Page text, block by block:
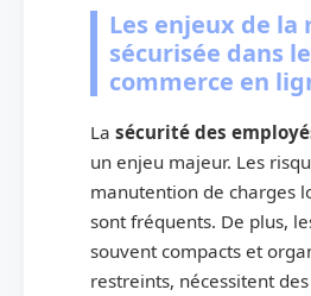
Les enjeux de
sécurisée dans
commerce en
La sécurité des
un enjeu majeur. Les
manutention de charges
sont fréquents. De plus,
souvent compacts et
restreints, nécessitent